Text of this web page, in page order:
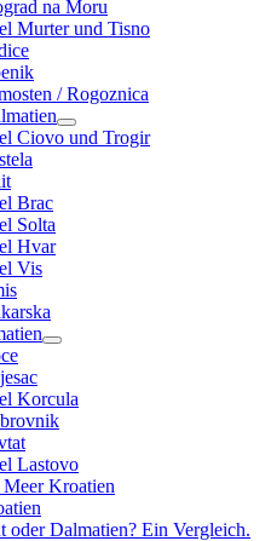
na Moru
Murter und Tisno
/ Rogoznica
Ciovo und Trogir
Brac
Solta
Hvar
Vis
Korcula
Lastovo
Kroatien
oder Dalmatien? Ein Vergleich.